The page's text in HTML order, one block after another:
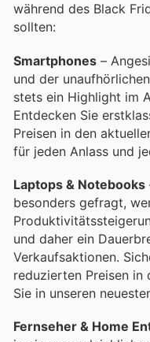
während des Black
sollten:
Smartphones –
und der
stets ein Highlight im
Entdecken Sie
Preisen in den
für jeden Anlass und
Laptops & Notebooks
besonders gefragt,
und daher ein
Verkaufsaktionen.
reduzierten Preisen in
Sie in unseren
Fernseher & Home